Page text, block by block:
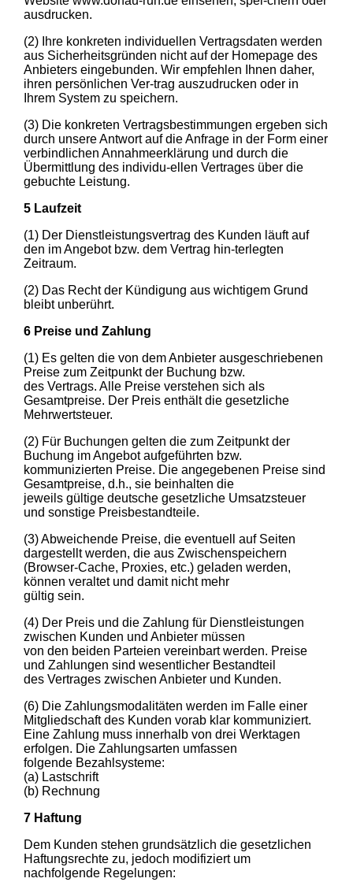
ausdrucken.
(2) Ihre konkreten individuellen Vertragsdaten werden
aus Sicherheitsgründen nicht auf der Homepage des
Anbieters eingebunden. Wir empfehlen Ihnen daher,
ihren persönlichen Ver-trag auszudrucken oder in
Ihrem System zu speichern.
(3) Die konkreten Vertragsbestimmungen ergeben sich
durch unsere Antwort auf die Anfrage in der Form einer
verbindlichen Annahmeerklärung und durch die
Übermittlung des individu-ellen Vertrages über die
gebuchte Leistung.
5 Laufzeit
(1) Der Dienstleistungsvertrag des Kunden läuft auf
den im Angebot bzw. dem Vertrag hin-terlegten
Zeitraum.
(2) Das Recht der Kündigung aus wichtigem Grund
bleibt unberührt.
6 Preise und Zahlung
(1) Es gelten die von dem Anbieter ausgeschriebenen
Preise zum Zeitpunkt der Buchung bzw.
des Vertrags. Alle Preise verstehen sich als
Gesamtpreise. Der Preis enthält die gesetzliche
Mehrwertsteuer.
(2) Für Buchungen gelten die zum Zeitpunkt der
Buchung im Angebot aufgeführten bzw.
kommunizierten Preise. Die angegebenen Preise sind
Gesamtpreise, d.h., sie beinhalten die
jeweils gültige deutsche gesetzliche Umsatzsteuer
und sonstige Preisbestandteile.
(3) Abweichende Preise, die eventuell auf Seiten
dargestellt werden, die aus Zwischenspeichern
(Browser-Cache, Proxies, etc.) geladen werden,
können veraltet und damit nicht mehr
gültig sein.
(4) Der Preis und die Zahlung für Dienstleistungen
zwischen Kunden und Anbieter müssen
von den beiden Parteien vereinbart werden. Preise
und Zahlungen sind wesentlicher Bestandteil
des Vertrages zwischen Anbieter und Kunden.
(6) Die Zahlungsmodalitäten werden im Falle einer
Mitgliedschaft des Kunden vorab klar kommuniziert.
Eine Zahlung muss innerhalb von drei Werktagen
erfolgen. Die Zahlungsarten umfassen
folgende Bezahlsysteme:
(a) Lastschrift
(b) Rechnung
7 Haftung
Dem Kunden stehen grundsätzlich die gesetzlichen
Haftungsrechte zu, jedoch modifiziert um
nachfolgende Regelungen: